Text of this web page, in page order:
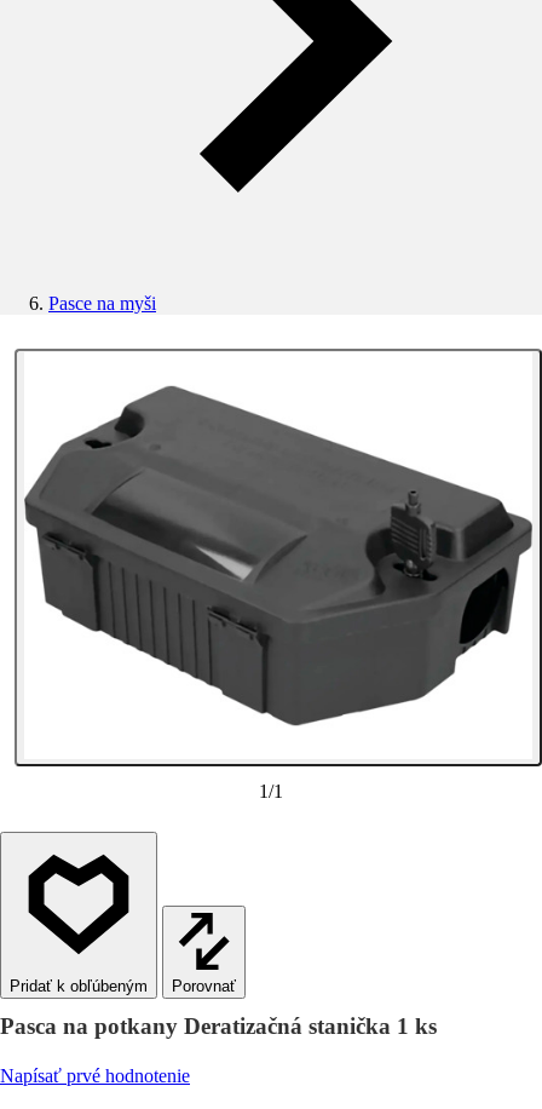
Pasce na myši
1/1
Porovnať
Pasca na potkany Deratizačná stanička 1 ks
Napísať prvé hodnotenie